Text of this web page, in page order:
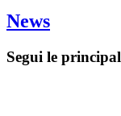
News
Segui le